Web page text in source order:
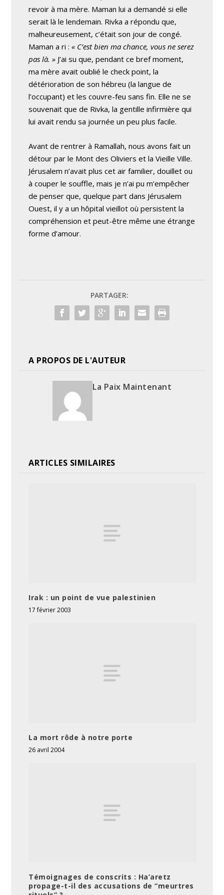
revoir à ma mère. Maman lui a demandé si elle
serait là le lendemain. Rivka a répondu que,
malheureusement, c’était son jour de congé.
Maman a ri :« C’est bien ma chance, vous ne serez
pas là. » J’ai su que, pendant ce bref moment,
ma mère avait oublié le check point, la
détérioration de son hébreu (la langue de
l’occupant) et les couvre-feu sans fin. Elle ne se
souvenait que de Rivka, la gentille infirmière qui
lui avait rendu sa journée un peu plus facile.
Avant de rentrer à Ramallah, nous avons fait un
détour par le Mont des Oliviers et la Vieille Ville.
Jérusalem n’avait plus cet air familier, douillet ou
à couper le souffle, mais je n’ai pu m’empêcher
de penser que, quelque part dans Jérusalem
Ouest, il y a un hôpital vieillot où persistent la
compréhension et peut-être même une étrange
forme d’amour.
PARTAGER:
A PROPOS DE L'AUTEUR
La Paix Maintenant
ARTICLES SIMILAIRES
Irak : un point de vue palestinien
17 février 2003
La mort rôde à notre porte
26 avril 2004
Témoignages de conscrits : Ha’aretz
propage-t-il des accusations de “meurtres